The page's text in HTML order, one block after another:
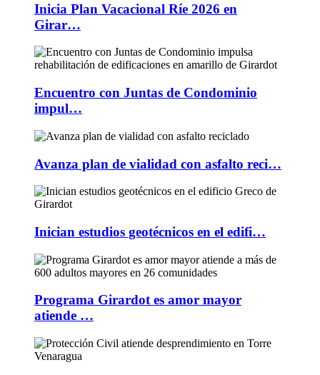
Inicia Plan Vacacional Ríe 2026 en
Girar…
Encuentro con Juntas de Condominio
impul…
Avanza plan de vialidad con asfalto reci…
Inician estudios geotécnicos en el edifi…
Programa Girardot es amor mayor
atiende …